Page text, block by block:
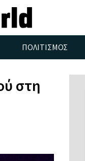
ΠΟΛΙΤΙΣΜΟΣ
στη